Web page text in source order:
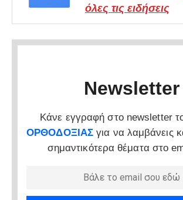
όλες τις ειδήσεις
Newsletter
Κάνε εγγραφή στο newsletter
ΟΡΘΟΔΟΞΙΑΣ για να λαμβάνεις
σημαντικότερα θέματα στο